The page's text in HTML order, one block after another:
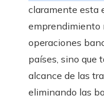
claramente esta
emprendimiento
operaciones
países, sino que
alcance de las
eliminando las